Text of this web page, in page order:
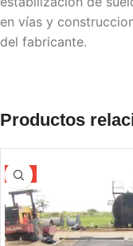
en vías y
del fabricante.
Productos
-5%